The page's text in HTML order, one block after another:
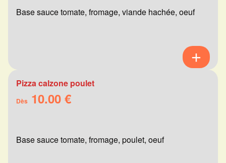
Base sauce tomate, fromage, viande hachée, oeuf
Pizza calzone poulet
Dès 10.00 €
Base sauce tomate, fromage, poulet, oeuf